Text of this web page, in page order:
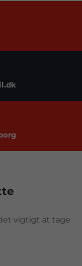
vigtigt at tage